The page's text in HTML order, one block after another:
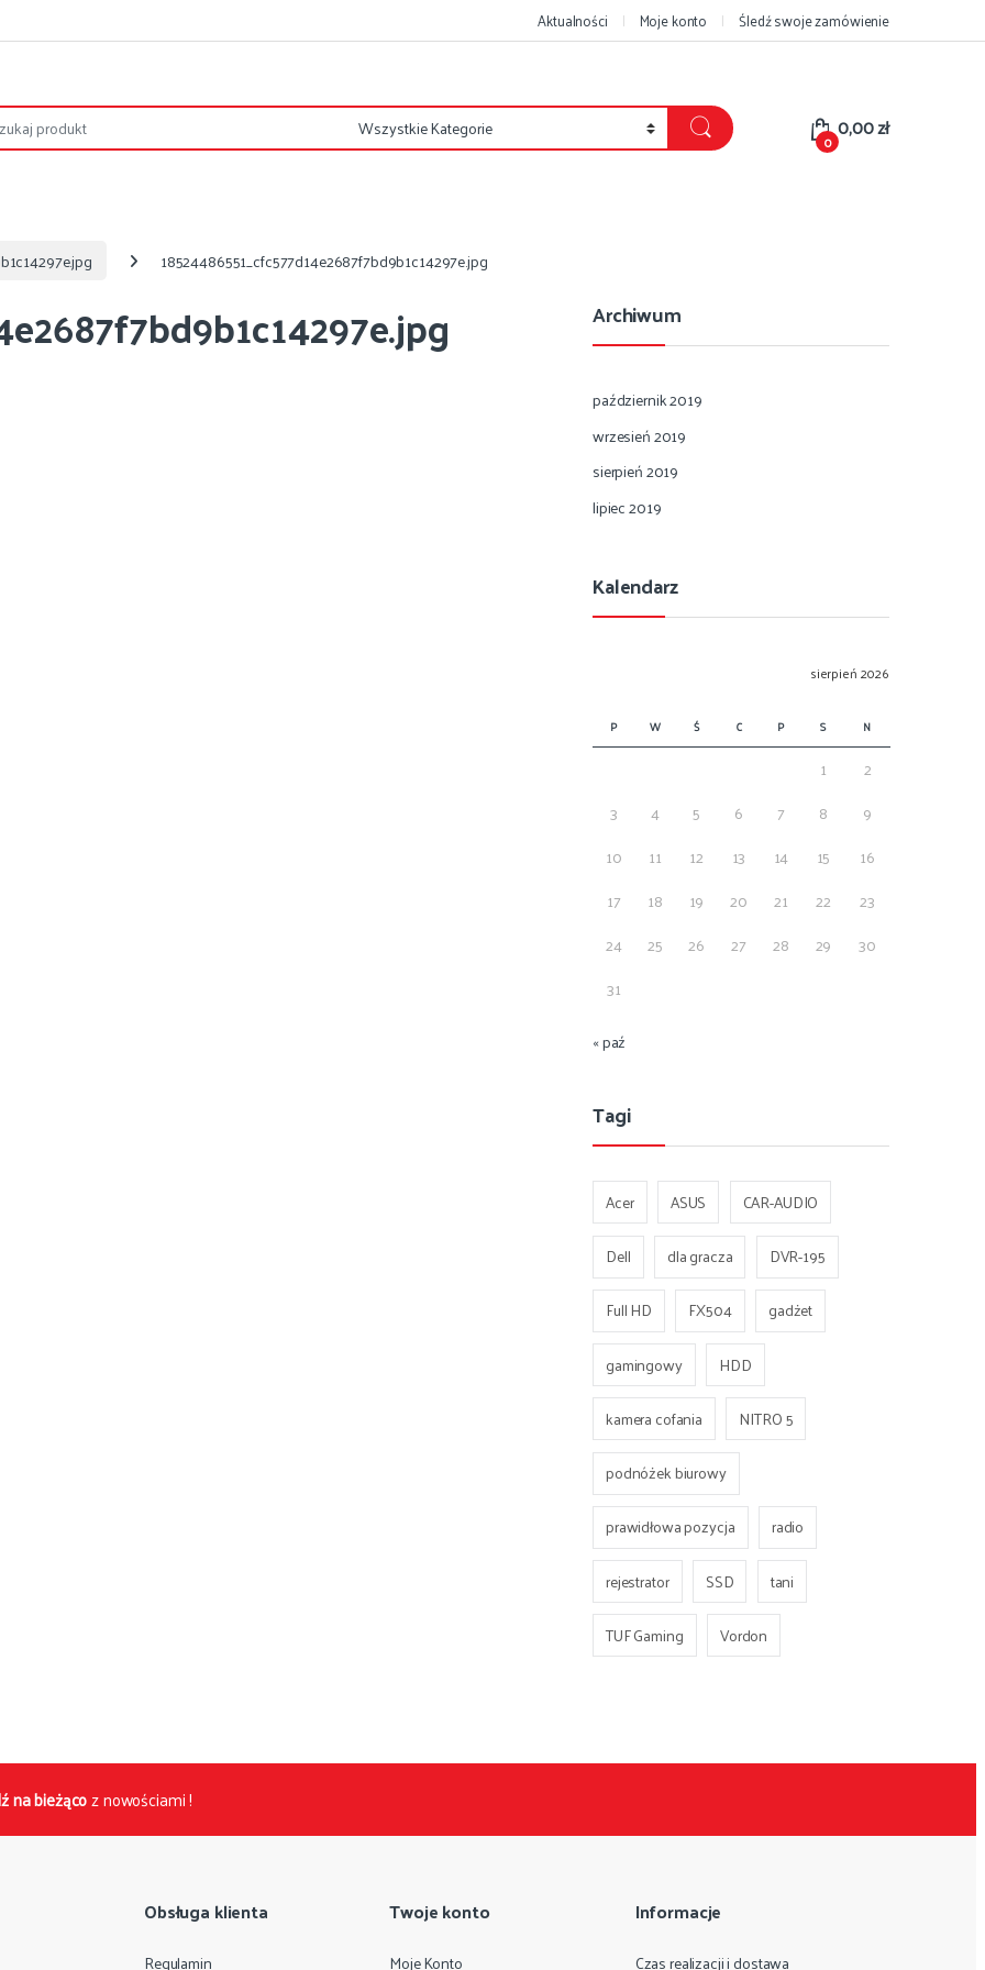
Aktualności Moje konto Śledź swoje zamówienie
0 0,00zł
18524486551_cfc577d14e2687f7bd9b1c14297e.jpg
Archiwum
październik 2019
wrzesień 2019
sierpień 2019
lipiec 2019
Kalendarz
sierpień 2026
P W Ś C P S N
1
2
3
4 5 6 7 8
9
10
11 12 13 14 15
16
17
18 19 20 21 22
23
24
25 26 27 28 29
30
31
« paź
Tagi
Acer ASUS
CAR-AUDIO
Dell
dla gracza
DVR-195
Full HD
FX504
gadżet
gamingowy
HDD
kamera cofania
NITRO 5
podnóżek biurowy
prawidłowa pozycja
radio
rejestrator
SSD
tani
TUF Gaming
Vordon
na bieżącoz nowościami !
Obsługa klienta
Regulamin
Twoje konto
Moje Konto
Informacje
Czas realizacji i dostawa